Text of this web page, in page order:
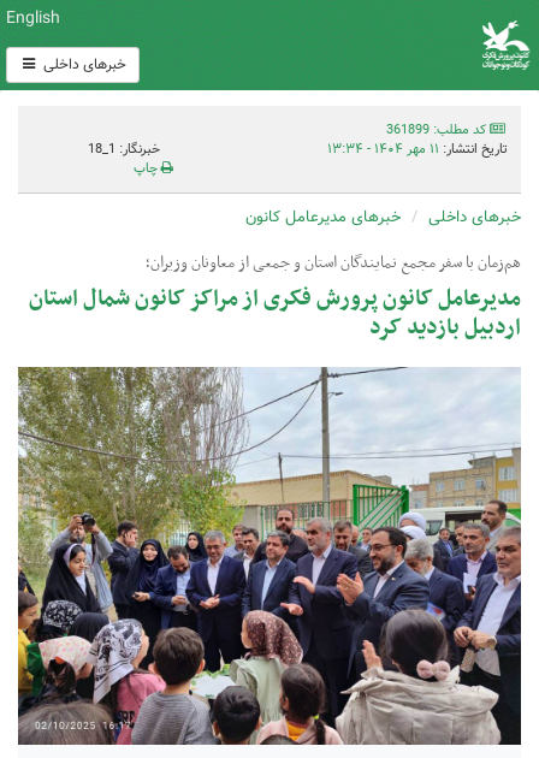
English
خبرهای داخلی
کد مطلب: 361899
تاریخ انتشار: ۱۱ مهر ۱۴۰۴ - ۱۳:۳۴
خبرنگار: 1_18
چاپ
خبرهای داخلی خبرهای مدیرعامل کانون
هم‌زمان با سفر مجمع نمایندگان استان و جمعی از معاونان وزیران؛
مدیرعامل کانون پرورش فکری از مراکز کانون شمال استان
اردبیل بازدید کرد